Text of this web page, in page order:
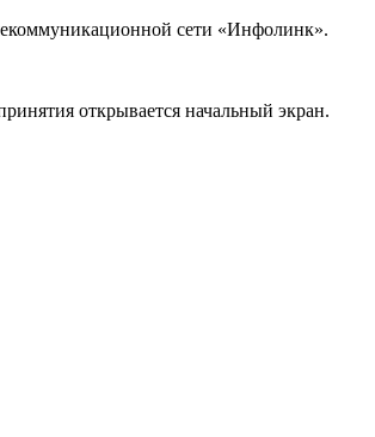
сети «Инфолинк».
открывается начальный экран.